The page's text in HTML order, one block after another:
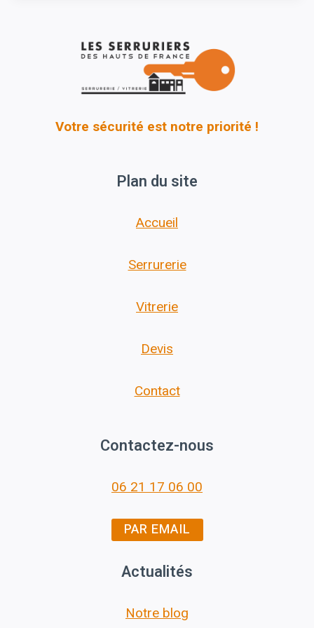
Votre sécurité est notre priorité !
Plan du site
Accueil
Serrurerie
Vitrerie
Devis
Contact
Contactez-nous
06 21 17 06 00
PAR EMAIL
Actualités
Notre blog